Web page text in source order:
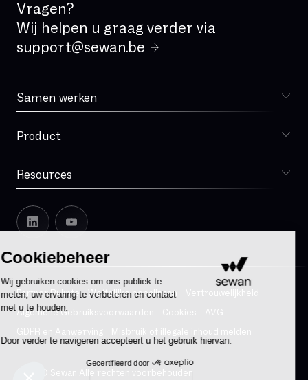
LAN
MPLS
MVNO
Mode Bridge
Multitechnologie-redundantie
NAT
Office 365
OneDrive voor Bedrijven
Openbare cloud
Opsporing van protocollaire afwijkingen
Outsourcing
Vragen?
Wij helpen u graag verder via
support@sewan.be
Samen werken
Product
Resources
Onze geschiedenis
Sewan in Europa
Pers
We werven aan
Transparency releases
Partner Ruimte Wettelijke bepalingen
Vertrouwelijkheid
Algemene Gebruiksvoorwaarden
Cookies
AVG
GDPR en Aanwerving
Misbruik of illegale inhoud melden
2025 © Sewan Alle rechten voorbehouden
Cookiebeheer
Wij gebruiken cookies om ons publiek te
meten, uw ervaring te verbeteren en contact
met u te houden.
Door verder te navigeren accepteert u het gebruik hiervan.
Gecertifieerd door